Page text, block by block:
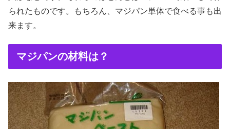
られたものです。もちろん、マジパン単体で食べる事も出
来ます。
マジパンの材料は？